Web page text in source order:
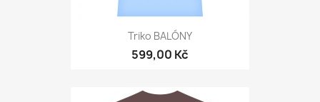
Triko BALÓNY
599,00 Kč